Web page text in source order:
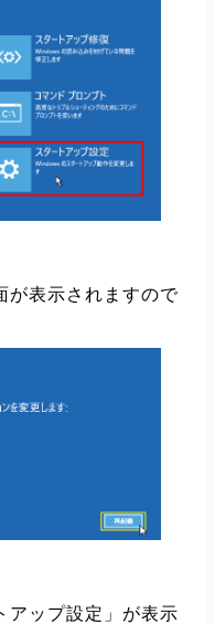
が表示されますので
アップ設定」が表示